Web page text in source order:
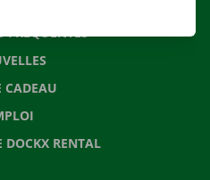
FRÉQUENTES
CADEAU
DOCKX RENTAL